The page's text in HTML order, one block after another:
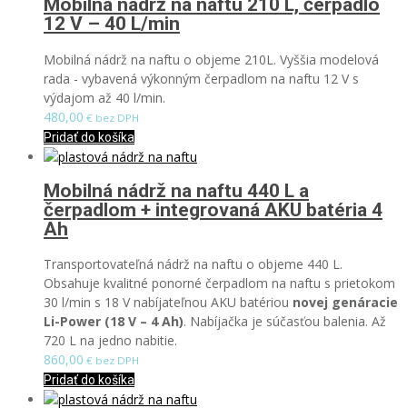
Mobilná nádrž na naftu 210 L, čerpadlo
12 V – 40 L/min
Mobilná nádrž na naftu o objeme 210L. Vyššia modelová
rada - vybavená výkonným čerpadlom na naftu 12 V s
výdajom až 40 l/min.
480,00 € bez DPH
Pridať do košíka
Mobilná nádrž na naftu 440 L a
čerpadlom + integrovaná AKU batéria 4
Ah
Transportovateľná nádrž na naftu o objeme 440 L.
Obsahuje kvalitné ponorné čerpadlom na naftu s prietokom
30 l/min s 18 V nabíjateľnou AKU batériou novej genáracie
Li-Power (18 V – 4 Ah). Nabíjačka je súčasťou balenia. Až
720 L na jedno nabitie.
860,00 € bez DPH
Pridať do košíka